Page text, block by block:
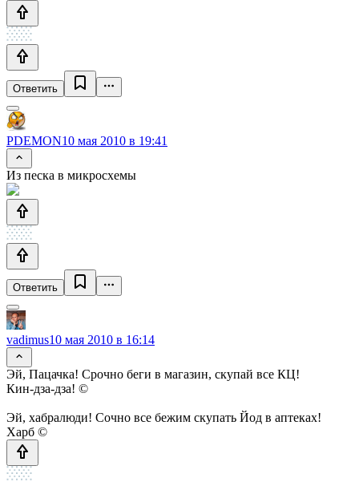
Ответить
PDEMON10 мая 2010 в 19:41
Из песка в микросхемы
Ответить
vadimus10 мая 2010 в 16:14
Эй, Пацачка! Срочно беги в магазин, скупай все КЦ!
Кин-дза-дза! ©
Эй, хабралюди! Сочно все бежим скупать Йод в аптеках!
Харб ©